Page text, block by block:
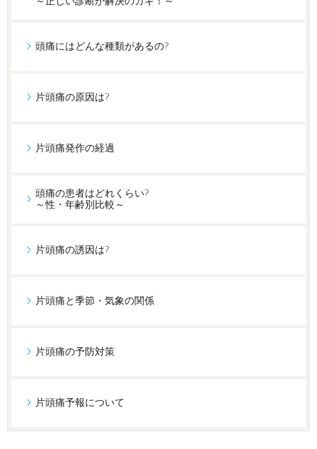
頭痛にはどんな種類があるの?
片頭痛の原因は?
片頭痛発作の経過
頭痛の患者はどれくらい?
～性・年齢別比較～
片頭痛の誘因は?
片頭痛と季節・気象の関係
片頭痛の予防対策
片頭痛予報について